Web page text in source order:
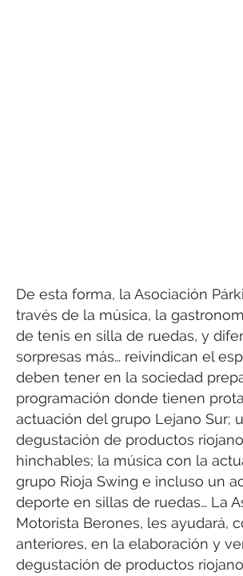
De esta forma, la Asociación
través de la música, la
de tenis en silla de ruedas, y
sorpresas más… reivindican el
deben tener en la sociedad
programación donde tienen
actuación del grupo Lejano Sur;
degustación de productos
hinchables; la música con la
grupo Rioja Swing e incluso un
deporte en sillas de ruedas… La
Motorista Berones, les ayudará,
anteriores, en la elaboración y
degustación de productos